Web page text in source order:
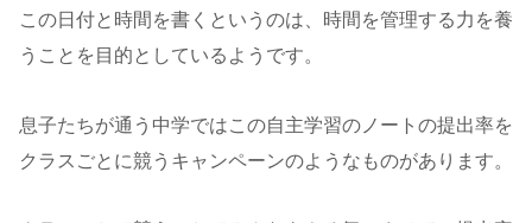
この日付と時間を書くというのは、時間を管理する力を養
うことを目的としているようです。
息子たちが通う中学ではこの自主学習のノートの提出率を
クラスごとに競うキャンペーンのようなものがあります。